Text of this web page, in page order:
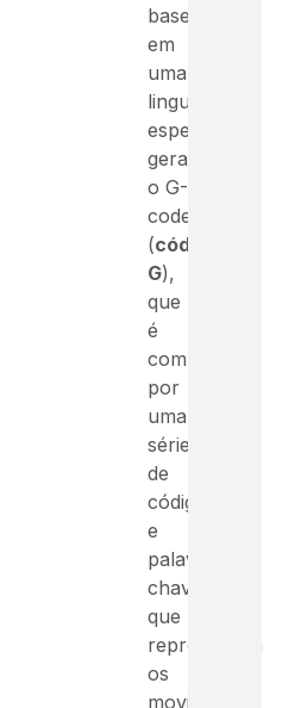
baseados
em
uma
linguagem
específica,
geralmente
o G-
code
(código
G),
que
é
composto
por
uma
série
de
códigos
e
palavras-
chave
que
representam
os
movimentos